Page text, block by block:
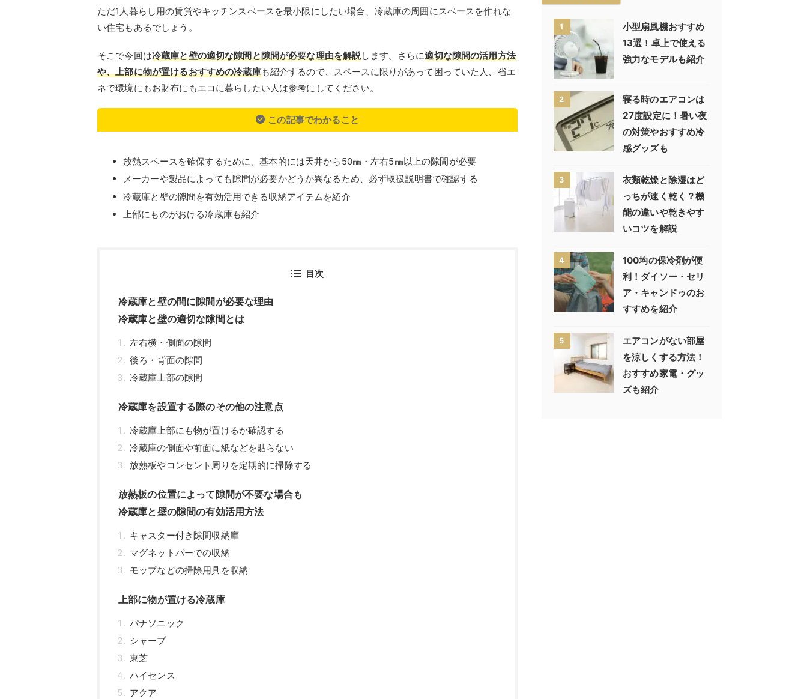
ただ1人暮らし用の賃貸やキッチンスペースを最小限にしたい場合、冷蔵庫の周囲にスペースを作れな
い住宅もあるでしょう。
そこで今回は冷蔵庫と壁の適切な隙間と隙間が必要な理由を解説します。さらに適切な隙間の活用方法
や、上部に物が置けるおすすめの冷蔵庫も紹介するので、スペースに限りがあって困っていた人、省エ
ネで環境にもお財布にもエコに暮らしたい人は参考にしてください。
この記事でわかること
放熱スペースを確保するために、基本的には天井から50㎜・左右5㎜以上の隙間が必要
メーカーや製品によっても隙間が必要かどうか異なるため、必ず取扱説明書で確認する
冷蔵庫と壁の隙間を有効活用できる収納アイテムを紹介
上部にものがおける冷蔵庫も紹介
目次
冷蔵庫と壁の間に隙間が必要な理由
冷蔵庫と壁の適切な隙間とは
左右横・側面の隙間
後ろ・背面の隙間
冷蔵庫上部の隙間
冷蔵庫を設置する際のその他の注意点
冷蔵庫上部にも物が置けるか確認する
冷蔵庫の側面や前面に紙などを貼らない
放熱板やコンセント周りを定期的に掃除する
放熱板の位置によって隙間が不要な場合も
冷蔵庫と壁の隙間の有効活用方法
キャスター付き隙間収納庫
マグネットバーでの収納
モップなどの掃除用具を収納
上部に物が置ける冷蔵庫
パナソニック
シャープ
東芝
ハイセンス
アクア
1
小型扇風機おすすめ
13選！卓上で使える
強力なモデルも紹介
2
寝る時のエアコンは
27度設定に！暑い夜
の対策やおすすめ冷
感グッズも
3
衣類乾燥と除湿はど
っちが速く乾く？機
能の違いや乾きやす
いコツを解説
4
100均の保冷剤が便
利！ダイソー・セリ
ア・キャンドゥのお
すすめを紹介
5
エアコンがない部屋
を涼しくする方法！
おすすめ家電・グッ
ズも紹介